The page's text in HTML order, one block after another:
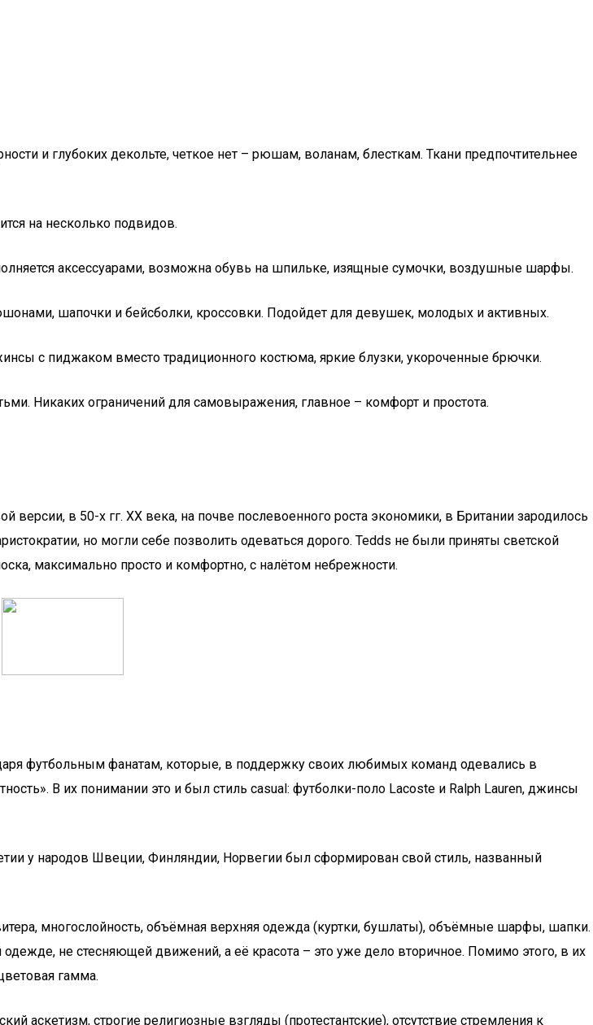
и глубоких декольте, четкое нет – рюшам, воланам, блесткам. Ткани предпочтительнее
на несколько подвидов.
аксессуарами, возможна обувь на шпильке, изящные сумочки, воздушные шарфы.
шапочки и бейсболки, кроссовки. Подойдет для девушек, молодых и активных.
с пиджаком вместо традиционного костюма, яркие блузки, укороченные брючки.
Никаких ограничений для самовыражения, главное – комфорт и простота.
в 50-х гг. XX века, на почве послевоенного роста экономики, в Британии зародилось
но могли себе позволить одеваться дорого. Tedds не были приняты светской
максимально просто и комфортно, с налётом небрежности.
футбольным фанатам, которые, в поддержку своих любимых команд одевались в
В их понимании это и был стиль casual: футболки-поло Lacoste и Ralph Lauren, джинсы
у народов Швеции, Финляндии, Норвегии был сформирован свой стиль, названный
многослойность, объёмная верхняя одежда (куртки, бушлаты), объёмные шарфы, шапки.
не стесняющей движений, а её красота – это уже дело вторичное. Помимо этого, в их
гамма.
аскетизм, строгие религиозные взгляды (протестантские), отсутствие стремления к